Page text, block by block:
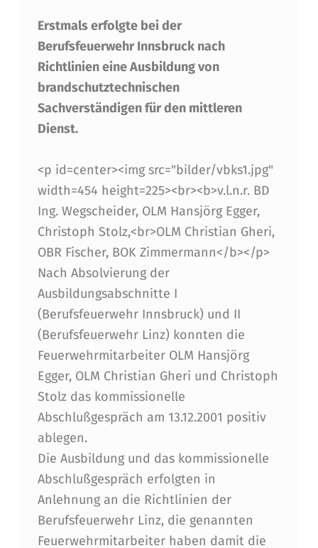
B
I
L
D
U
G
V
O
N
B
R
A
N
D
S
C
H
U
T
Erstmals erfolgte bei der
Berufsfeuerwehr Innsbruck nach
Richtlinien eine Ausbildung von
brandschutztechnischen
Sachverständigen für den mittleren
Dienst.
<p id=center><img src="bilder/vbks1.jpg"
width=454 height=225><br><b>v.l.n.r. BD
Ing. Wegscheider, OLM Hansjörg Egger,
Christoph Stolz,<br>OLM Christian Gheri,
OBR Fischer, BOK Zimmermann</b></p>
Nach Absolvierung der
Ausbildungsabschnitte I
(Berufsfeuerwehr Innsbruck) und II
(Berufsfeuerwehr Linz) konnten die
Feuerwehrmitarbeiter OLM Hansjörg
Egger, OLM Christian Gheri und Christoph
Stolz das kommissionelle
Abschlußgespräch am 13.12.2001 positiv
ablegen.
Die Ausbildung und das kommissionelle
Abschlußgespräch erfolgten in
Anlehnung an die Richtlinien der
Berufsfeuerwehr Linz, die genannten
Feuerwehrmitarbeiter haben damit die